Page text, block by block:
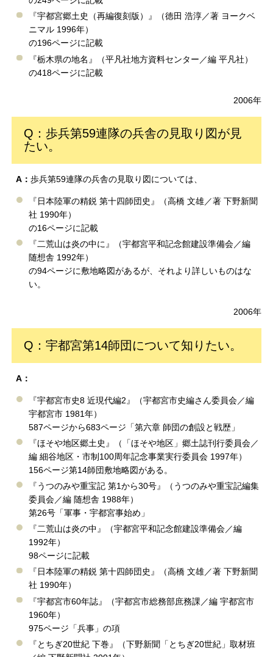
『宇都宮郷土史（再編復刻版）』（徳田 浩淳／著 ヨークベ
ニマル 1996年）
の196ページに記載
『栃木県の地名』（平凡社地方資料センター／編 平凡社）
の418ページに記載
2006年
Q：歩兵第59連隊の兵舎の見取り図が見
たい。
A：歩兵第59連隊の兵舎の見取り図については、
『日本陸軍の精鋭 第十四師団史』（高橋 文雄／著 下野新聞
社 1990年）
の16ページに記載
『二荒山は炎の中に』（宇都宮平和記念館建設準備会／編
随想舎 1992年）
の94ページに敷地略図があるが、それより詳しいものはな
い。
2006年
Q：宇都宮第14師団について知りたい。
A：
『宇都宮市史8 近現代編2』（宇都宮市史編さん委員会／編
宇都宮市 1981年）
587ページから683ページ「第六章 師団の創設と戦歴」
『ほそや地区郷土史』（「ほそや地区」郷土誌刊行委員会／
編 細谷地区・市制100周年記念事業実行委員会 1997年）
156ページ第14師団敷地略図がある。
『うつのみや重宝記 第1から30号』（うつのみや重宝記編集
委員会／編 随想舎 1988年）
第26号「軍事・宇都宮事始め」
『二荒山は炎の中』（宇都宮平和記念館建設準備会／編
1992年）
98ページに記載
『日本陸軍の精鋭 第十四師団史』（高橋 文雄／著 下野新聞
社 1990年）
『宇都宮市60年誌』（宇都宮市総務部庶務課／編 宇都宮市
1960年）
975ページ「兵事」の項
『とちぎ20世紀 下巻』（下野新聞「とちぎ20世紀」取材班